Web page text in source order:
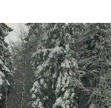
Pioneer